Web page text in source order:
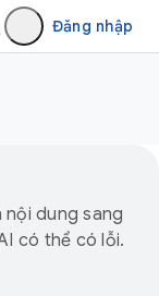
Đăng nhập
dung sang
có thể có lỗi.